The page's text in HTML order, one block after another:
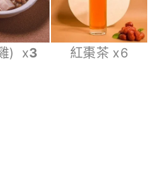
) x3 紅棗茶 x6